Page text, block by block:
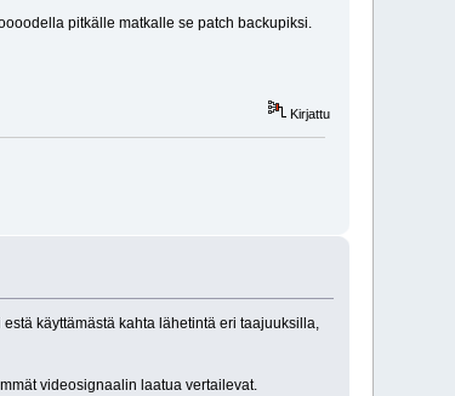
pitkälle matkalle se patch backupiksi.
Kirjattu
käyttämästä kahta lähetintä eri taajuuksilla,
videosignaalin laatua vertailevat.